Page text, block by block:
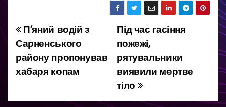
Н
а
в
і
Під час гасіння
пожежі,
рятувальники
виявили мертве
тіло
П’яний водій з
Сарненського
району пропонував
хабаря копам